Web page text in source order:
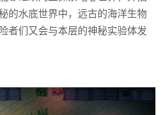
的水底世界中，远古的海洋生物
者们又会与本层的神秘实验体发